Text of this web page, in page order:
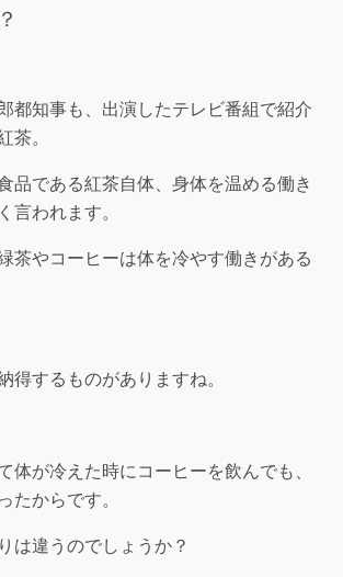
都知事も、出演したテレビ番組で紹介
茶。
品である紅茶自体、身体を温める働き
言われます。
茶やコーヒーは体を冷やす働きがある
得するものがありますね。
体が冷えた時にコーヒーを飲んでも、
たからです。
は違うのでしょうか？